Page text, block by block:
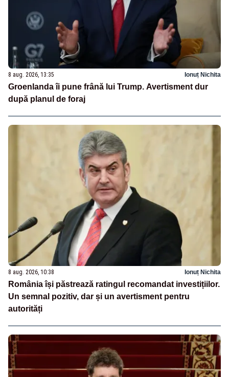
8 aug. 2026, 13:35 Ionuț Nichita
Groenlanda îi pune frână lui Trump. Avertisment dur
după planul de foraj
8 aug. 2026, 10:38 Ionuț Nichita
România își păstrează ratingul recomandat investițiilor.
Un semnal pozitiv, dar și un avertisment pentru
autorități